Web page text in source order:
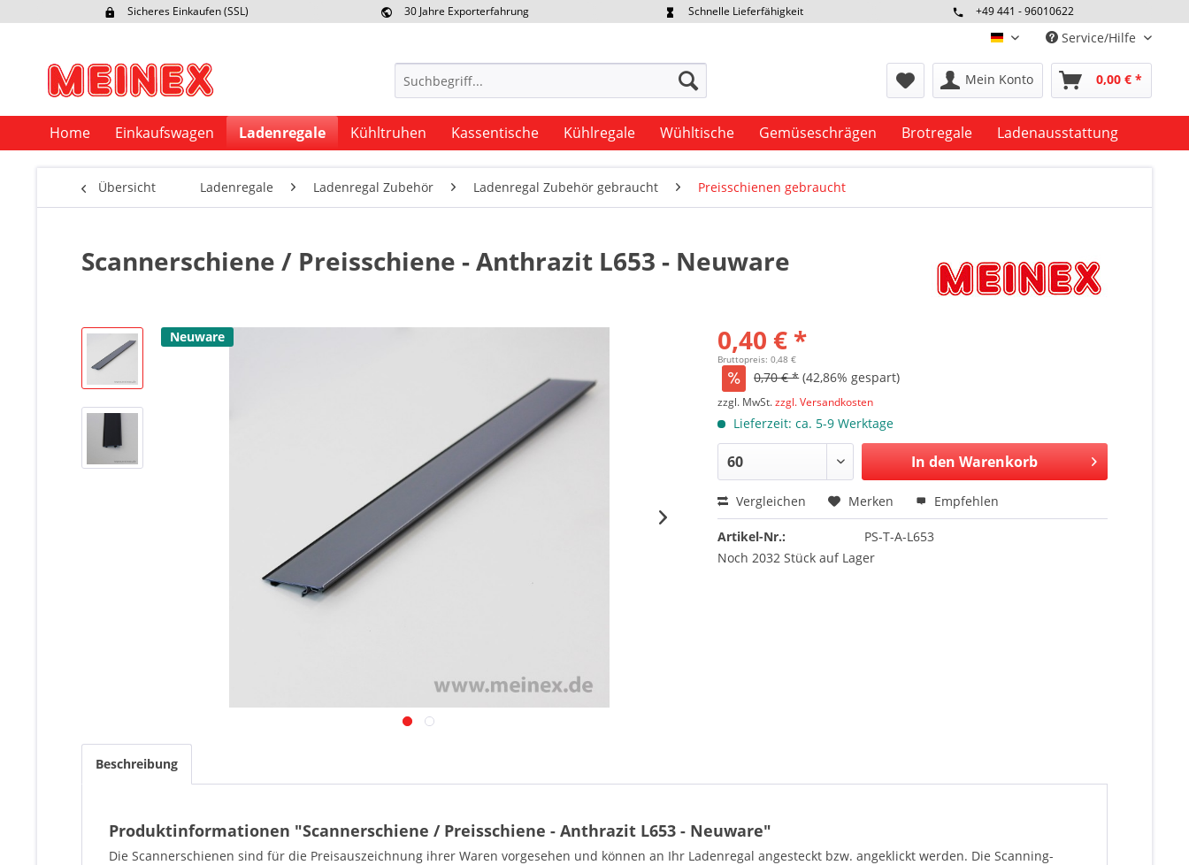
Sicheres Einkaufen (SSL)
30 Jahre Exporterfahrung
Schnelle Lieferfähigkeit
+49 441 - 96010622
deutsch Service/Hilfe
Mein Konto 0,00 € *
Home Einkaufswagen Ladenregale Kühltruhen Kassentische Kühlregale Wühltische Gemüseschrägen Brotregale Ladenausstattung
Übersicht Ladenregale Ladenregal Zubehör Ladenregal Zubehör gebraucht Preisschienen gebraucht
Scannerschiene / Preisschiene - Anthrazit L653 - Neuware
Neuware 0,40 € *
Bruttopreis: 0,48 €
0,70 € * (42,86% gespart)
zzgl. MwSt.zzgl. Versandkosten
Lieferzeit: ca. 5-9 Werktage
In den Warenkorb
Vergleichen Merken Empfehlen
Artikel-Nr.:
PS-T-A-L653
Noch 2032 Stück auf Lager
Beschreibung
Produktinformationen "Scannerschiene / Preisschiene - Anthrazit L653 - Neuware"
Die Scannerschienen sind für die Preisauszeichnung ihrer Waren vorgesehen und können an Ihr Ladenregal angesteckt bzw. angeklickt werden. Die Scanning-